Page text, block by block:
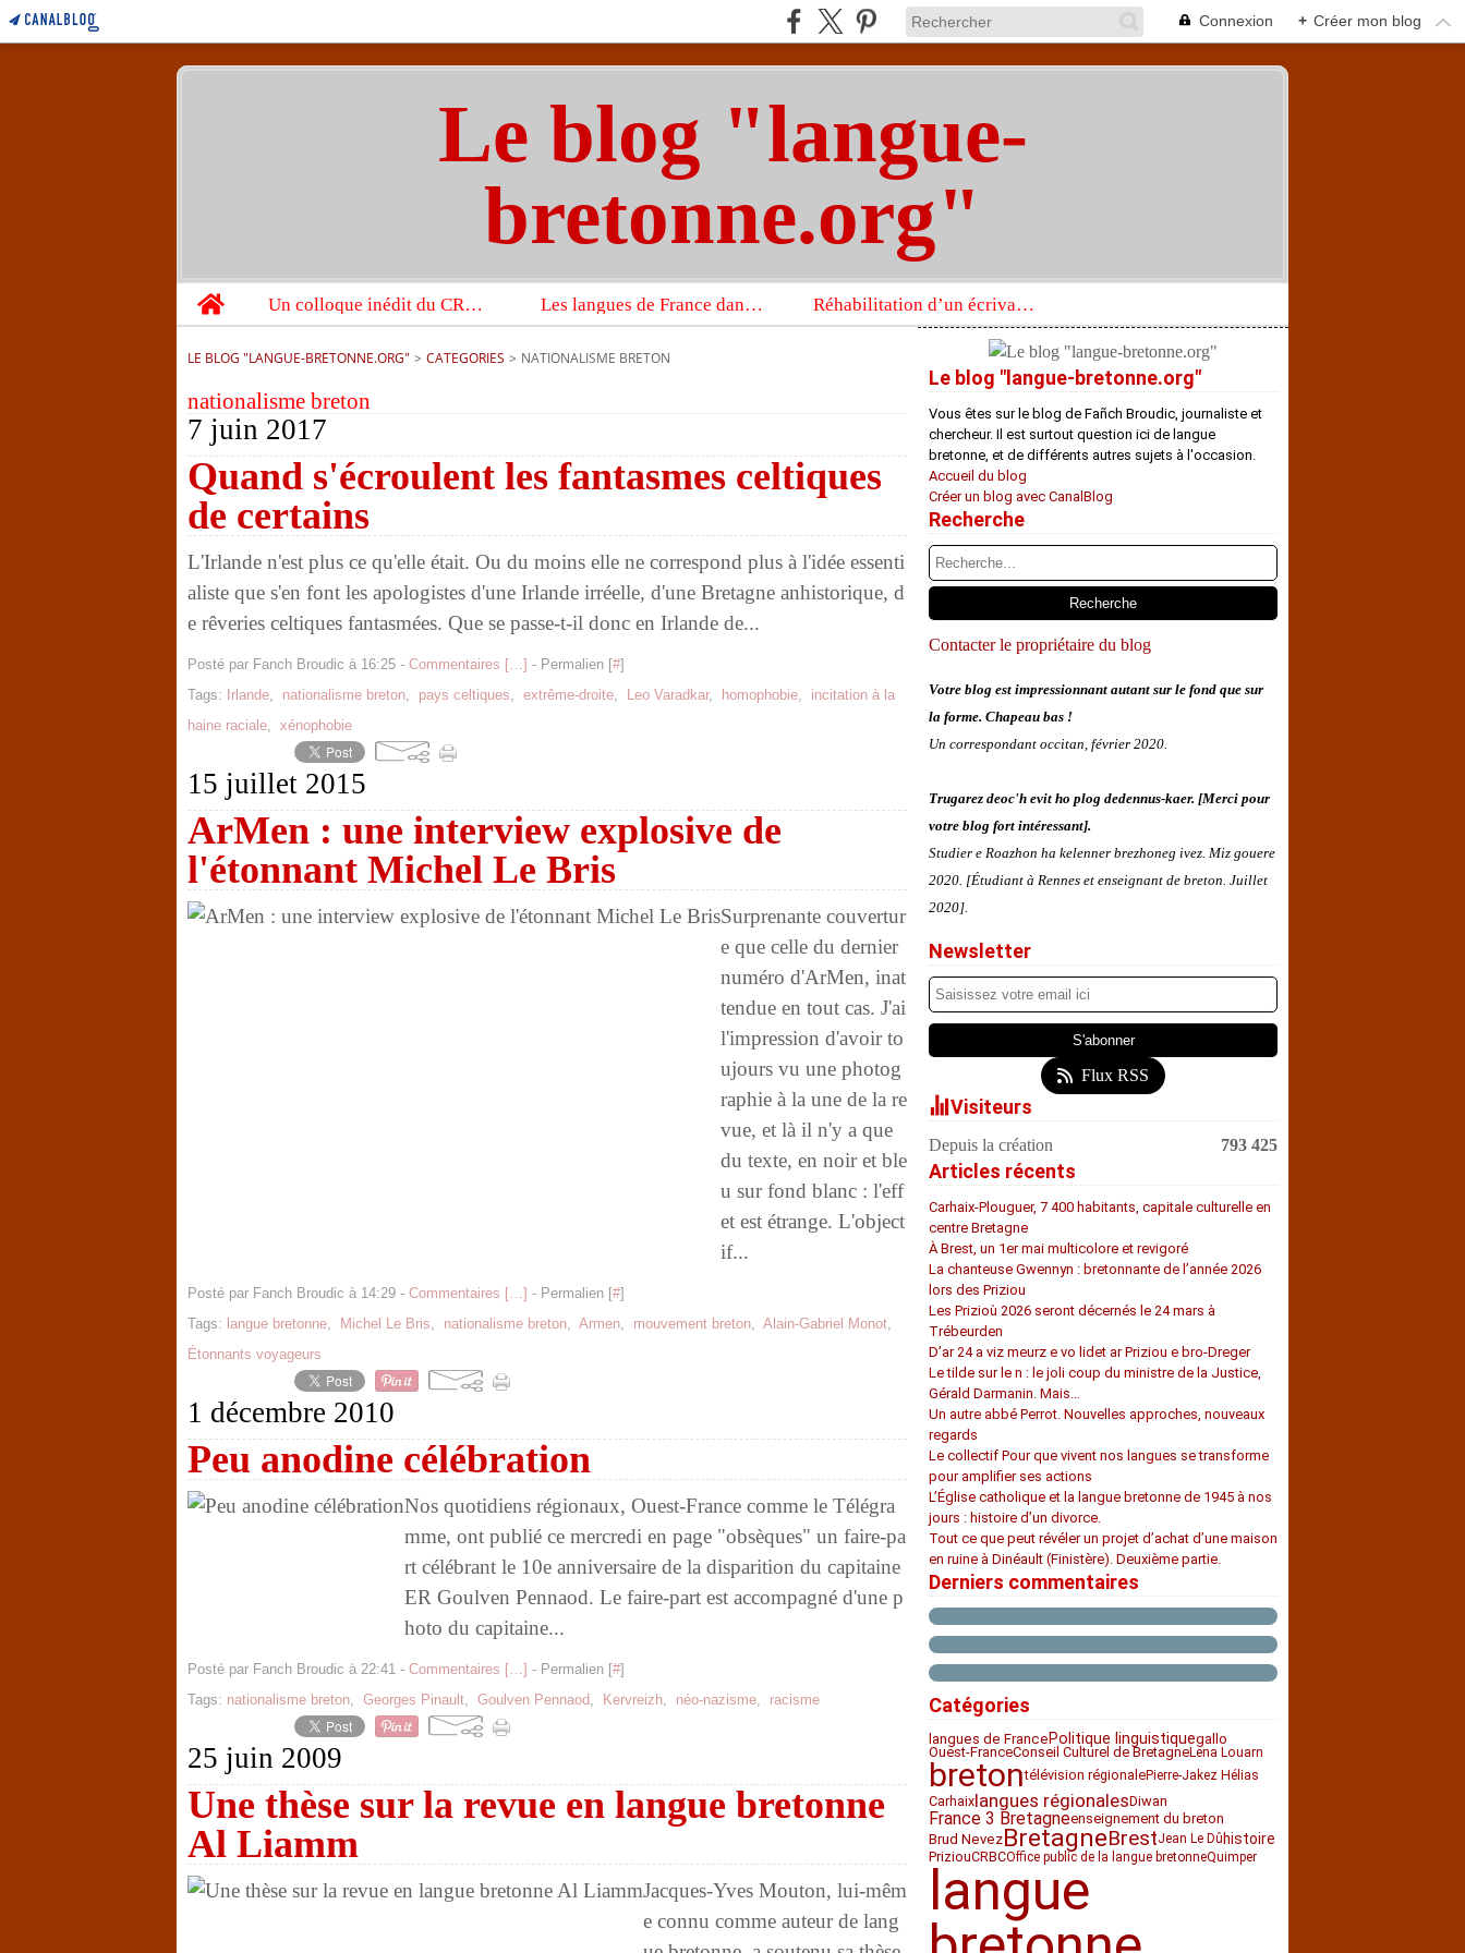
Connexion + Créer mon blog
Le blog "langue-
bretonne.org"
Home
Un colloque inédit du CRBC sur les victimes de l’année 1944 Les langues de France dans un imposant ouvrage sur la langue française que publient les Presses universitaires d’Oxford Réhabilitation d’un écrivain de langue bretonne aujourd’hui mal connu et méconnu
LE BLOG "LANGUE-BRETONNE.ORG" > CATEGORIES > NATIONALISME BRETON
nationalisme breton
7 juin 2017
Quand s'écroulent les fantasmes celtiques
de certains
L'Irlande n'est plus ce qu'elle était. Ou du moins elle ne correspond plus à l'idée essenti
aliste que s'en font les apologistes d'une Irlande irréelle, d'une Bretagne anhistorique, d
e rêveries celtiques fantasmées. Que se passe-t-il donc en Irlande de...
Posté par Fanch Broudic à 16:25 - Commentaires […] - Permalien [#]
Tags:
Irlande, nationalisme breton, pays celtiques, extrême-droite, Leo Varadkar, homophobie, incitation à la
haine raciale, xénophobie
15 juillet 2015
ArMen : une interview explosive de
l'étonnant Michel Le Bris
Surprenante couvertur
e que celle du dernier
numéro d'ArMen, inat
tendue en tout cas. J'ai
l'impression d'avoir to
ujours vu une photog
raphie à la une de la re
vue, et là il n'y a que
du texte, en noir et ble
u sur fond blanc : l'eff
et est étrange. L'object
if...
Posté par Fanch Broudic à 14:29 - Commentaires […] - Permalien [#]
Tags: langue bretonne, Michel Le Bris, nationalisme breton, Armen, mouvement breton, Alain-Gabriel Monot,
Étonnants voyageurs
1 décembre 2010
Peu anodine célébration
Nos quotidiens régionaux, Ouest-France comme le Télégra
mme, ont publié ce mercredi en page "obsèques" un faire-pa
rt célébrant le 10e anniversaire de la disparition du capitaine
ER Goulven Pennaod. Le faire-part est accompagné d'une p
hoto du capitaine...
Posté par Fanch Broudic à 22:41 - Commentaires […] - Permalien [#]
Tags: nationalisme breton, Georges Pinault, Goulven Pennaod, Kervreizh, néo-nazisme, racisme
25 juin 2009
Une thèse sur la revue en langue bretonne
Al Liamm
Jacques-Yves Mouton, lui-mêm
e connu comme auteur de lang
Le blog "langue-bretonne.org"
Vous êtes sur le blog de Fañch Broudic, journaliste et
chercheur. Il est surtout question ici de langue
bretonne, et de différents autres sujets à l'occasion.
Accueil du blog
Créer un blog avec CanalBlog
Recherche
Contacter le propriétaire du blog
Votre blog est impressionnant autant sur le fond que sur
la forme. Chapeau bas !
Un correspondant occitan, février 2020.
Trugarez deoc'h evit ho plog dedennus-kaer. [Merci pour
votre blog fort intéressant].
Studier e Roazhon ha kelenner brezhoneg ivez. Miz gouere
2020. [Étudiant à Rennes et enseignant de breton. Juillet
2020].
Newsletter
Flux RSS
Visiteurs
Depuis la création 793 425
Articles récents
Carhaix-Plouguer, 7 400 habitants, capitale culturelle en
centre Bretagne
À Brest, un 1er mai multicolore et revigoré
La chanteuse Gwennyn : bretonnante de l’année 2026
lors des Priziou
Les Prizioù 2026 seront décernés le 24 mars à
Trébeurden
D’ar 24 a viz meurz e vo lidet ar Priziou e bro-Dreger
Le tilde sur le n : le joli coup du ministre de la Justice,
Gérald Darmanin. Mais…
Un autre abbé Perrot. Nouvelles approches, nouveaux
regards
Le collectif Pour que vivent nos langues se transforme
pour amplifier ses actions
L’Église catholique et la langue bretonne de 1945 à nos
jours : histoire d’un divorce.
Tout ce que peut révéler un projet d’achat d’une maison
en ruine à Dinéault (Finistère). Deuxième partie.
Derniers commentaires
Catégories
langues de France Politique linguistiquegallo
Ouest-FranceConseil Culturel de BretagneLena Louarn
bretontélévision régionalePierre-Jakez Hélias
Carhaixlangues régionalesDiwan
France 3 Bretagneenseignement du breton
Brud NevezBretagneBrestJean Le Dûhistoire
PriziouCRBCOffice public de la langue bretonneQuimper
langue